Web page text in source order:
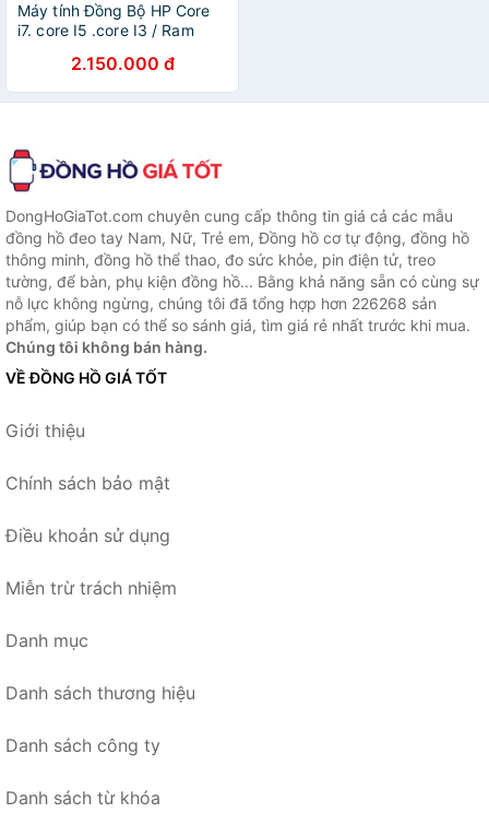
Máy tính Đồng Bộ HP Core
i7. core I5 .core I3 / Ram
tặng khủng2.150.000 đ
DongHoGiaTot.com chuyên cung cấp thông tin giá cả các mẫu
đồng hồ đeo tay Nam, Nữ, Trẻ em, Đồng hồ cơ tự động, đồng hồ
thông minh, đồng hồ thể thao, đo sức khỏe, pin điện tử, treo
tường, để bàn, phụ kiện đồng hồ... Bằng khả năng sẵn có cùng sự
nỗ lực không ngừng, chúng tôi đã tổng hợp hơn 226268 sản
phẩm, giúp bạn có thể so sánh giá, tìm giá rẻ nhất trước khi mua.
Chúng tôi không bán hàng.
VỀ ĐỒNG HỒ GIÁ TỐT
Giới thiệu
Chính sách bảo mật
Điều khoản sử dụng
Miễn trừ trách nhiệm
Danh mục
Danh sách thương hiệu
Danh sách công ty
Danh sách từ khóa